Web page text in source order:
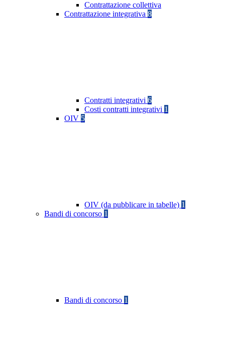
Contrattazione collettiva
Contrattazione integrativa 8
Contratti integrativi 6
Costi contratti integrativi 1
OIV 5
OIV (da pubblicare in tabelle) 1
Bandi di concorso 1
Bandi di concorso 1